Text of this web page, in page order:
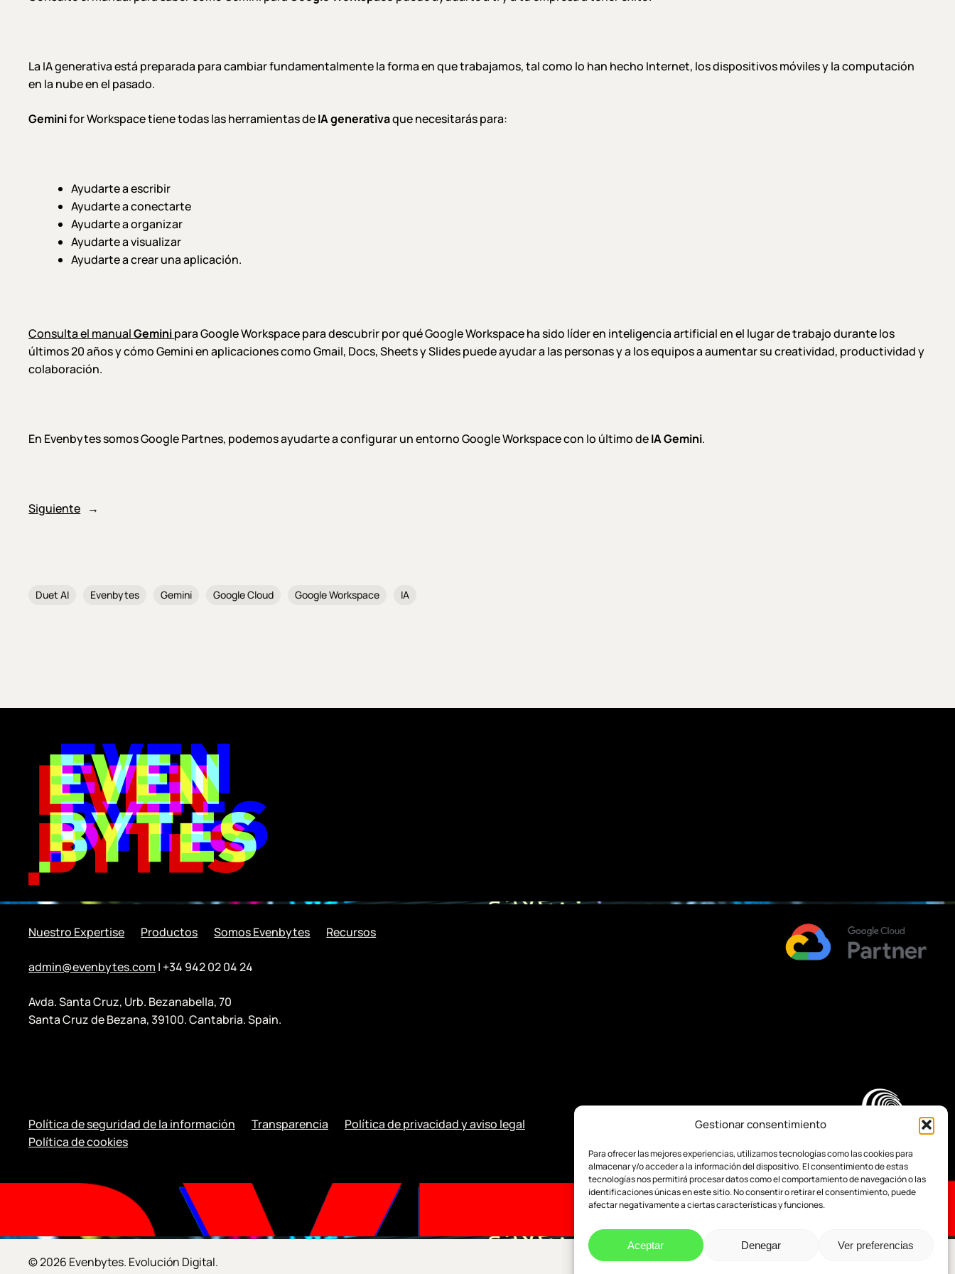
Gestionar consentimiento
Para ofrecer las mejores experiencias, utilizamos tecnologías como las cookies para
almacenar y/o acceder a la información del dispositivo. El consentimiento de estas
tecnologías nos permitirá procesar datos como el comportamiento de navegación o las
identificaciones únicas en este sitio. No consentir o retirar el consentimiento, puede
afectar negativamente a ciertas características y funciones.
Aceptar Denegar Ver preferencias
La IA generativa está preparada para cambiar fundamentalmente la forma en que trabajamos, tal como lo han hecho Internet, los dispositivos móviles y la computación
en la nube en el pasado.
Geminifor Workspace tiene todas las herramientas deIA generativaque necesitarás para:
Ayudarte a escribir
Ayudarte a conectarte
Ayudarte a organizar
Ayudarte a visualizar
Ayudarte a crear una aplicación.
Consulta el manualGeminipara Google Workspace para descubrir por qué Google Workspace ha sido líder en inteligencia artificial en el lugar de trabajo durante los
últimos 20 años y cómo Gemini en aplicaciones como Gmail, Docs, Sheets y Slides puede ayudar a las personas y a los equipos a aumentar su creatividad, productividad y
colaboración.
En Evenbytes somos Google Partnes, podemos ayudarte a configurar un entorno Google Workspace con lo último deIA Gemini.
Siguiente →
Duet AI Evenbytes Gemini Google Cloud Google Workspace IA
Nuestro Expertise Productos Somos Evenbytes Recursos
admin@evenbytes.com | +34 942 02 04 24
Avda. Santa Cruz, Urb. Bezanabella, 70
Santa Cruz de Bezana, 39100. Cantabria. Spain.
Política de seguridad de la información Transparencia
Política de privacidad y aviso legal
Política de cookies
© 2026 Evenbytes. Evolución Digital.